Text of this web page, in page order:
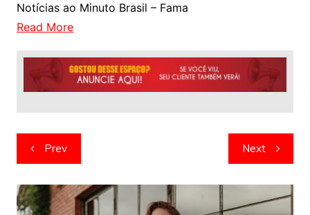
Notícias ao Minuto Brasil – Fama
Read More
Navegação
de
artigos
Prev Next